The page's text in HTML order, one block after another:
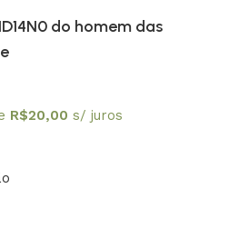
do homem das
R$20,00 s/ juros